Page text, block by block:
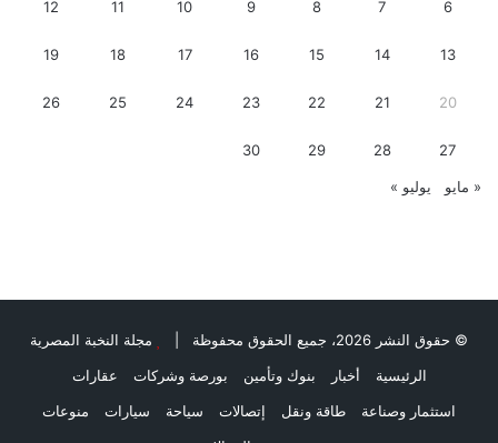
6
7
8
9
10
11
12
13
14
15
16
17
18
19
20
21
22
23
24
25
26
27
28
29
30
« مايو يوليو »
© حقوق النشر 2026، جميع الحقوق محفوظة |
مجلة النخبة المصرية
الرئيسية
أخبار بنوك وتأمين بورصة وشركات
عقارات
استثمار وصناعة
طاقة ونقل إتصالات سياحة سيارات
منوعات